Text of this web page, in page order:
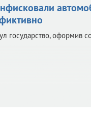
государство, оформив